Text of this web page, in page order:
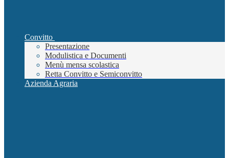
Convitto
Presentazione
Modulistica e Documenti
Menù mensa scolastica
Retta Convitto e Semiconvitto
Azienda Agraria